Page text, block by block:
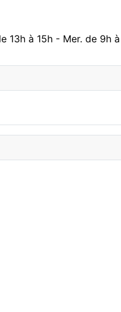
à 15h - Mer. de 9h